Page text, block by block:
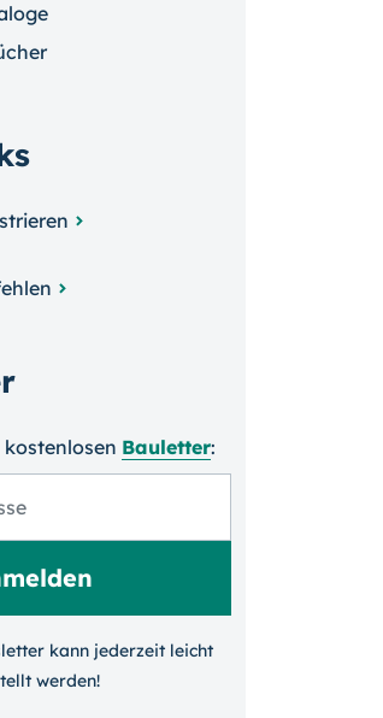
kosten­losen Bauletter:
kann jeder­zeit leicht
werden!